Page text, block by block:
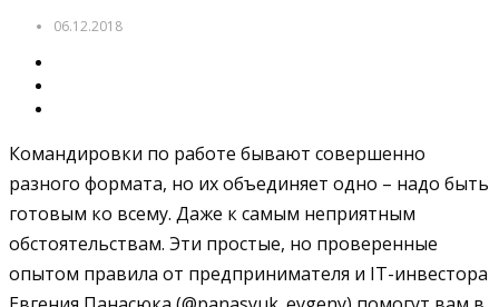
06.12.2018
Командировки по работе бывают совершенно
разного формата, но их объединяет одно – надо быть
готовым ко всему. Даже к самым неприятным
обстоятельствам. Эти простые, но проверенные
опытом правила от предпринимателя и IT-инвестора